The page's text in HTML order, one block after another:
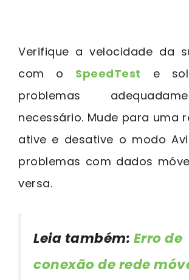
Verifique a velocidade da
com o SpeedTest e
problemas
necessário. Mude para uma
ative e desative o modo
problemas com dados
versa.
Leia também: Erro de
conexão de rede